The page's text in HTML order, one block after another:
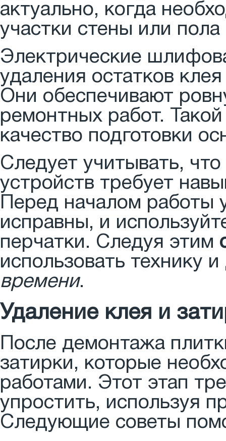
актуально, когда
участки стены или
Электрические
удаления остатков
Они обеспечивают
ремонтных работ.
качество подготовки
Следует учитывать,
устройств требует
Перед началом работы
исправны, и
перчатки. Следуя этим
использовать технику
времени.
Удаление клея и
После демонтажа
затирки, которые
работами. Этот этап
упростить, используя
Следующие советы